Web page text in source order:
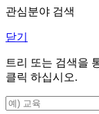
관심분야 검색
닫기
트리 또는 검색을
클릭 하십시오.